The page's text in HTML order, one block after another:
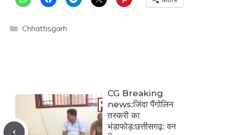
Categories
Chhattisgarh
CG Breaking
news:जिंदा पैंगोलिन
तस्करी का
भंडाफोड़:छत्तीसगढ़: वन